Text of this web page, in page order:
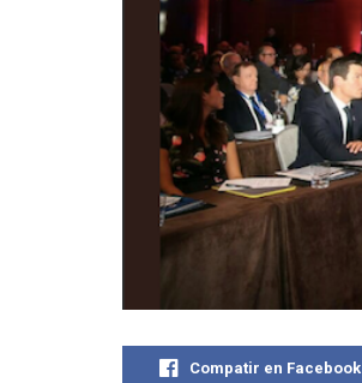
Compatir en Facebook